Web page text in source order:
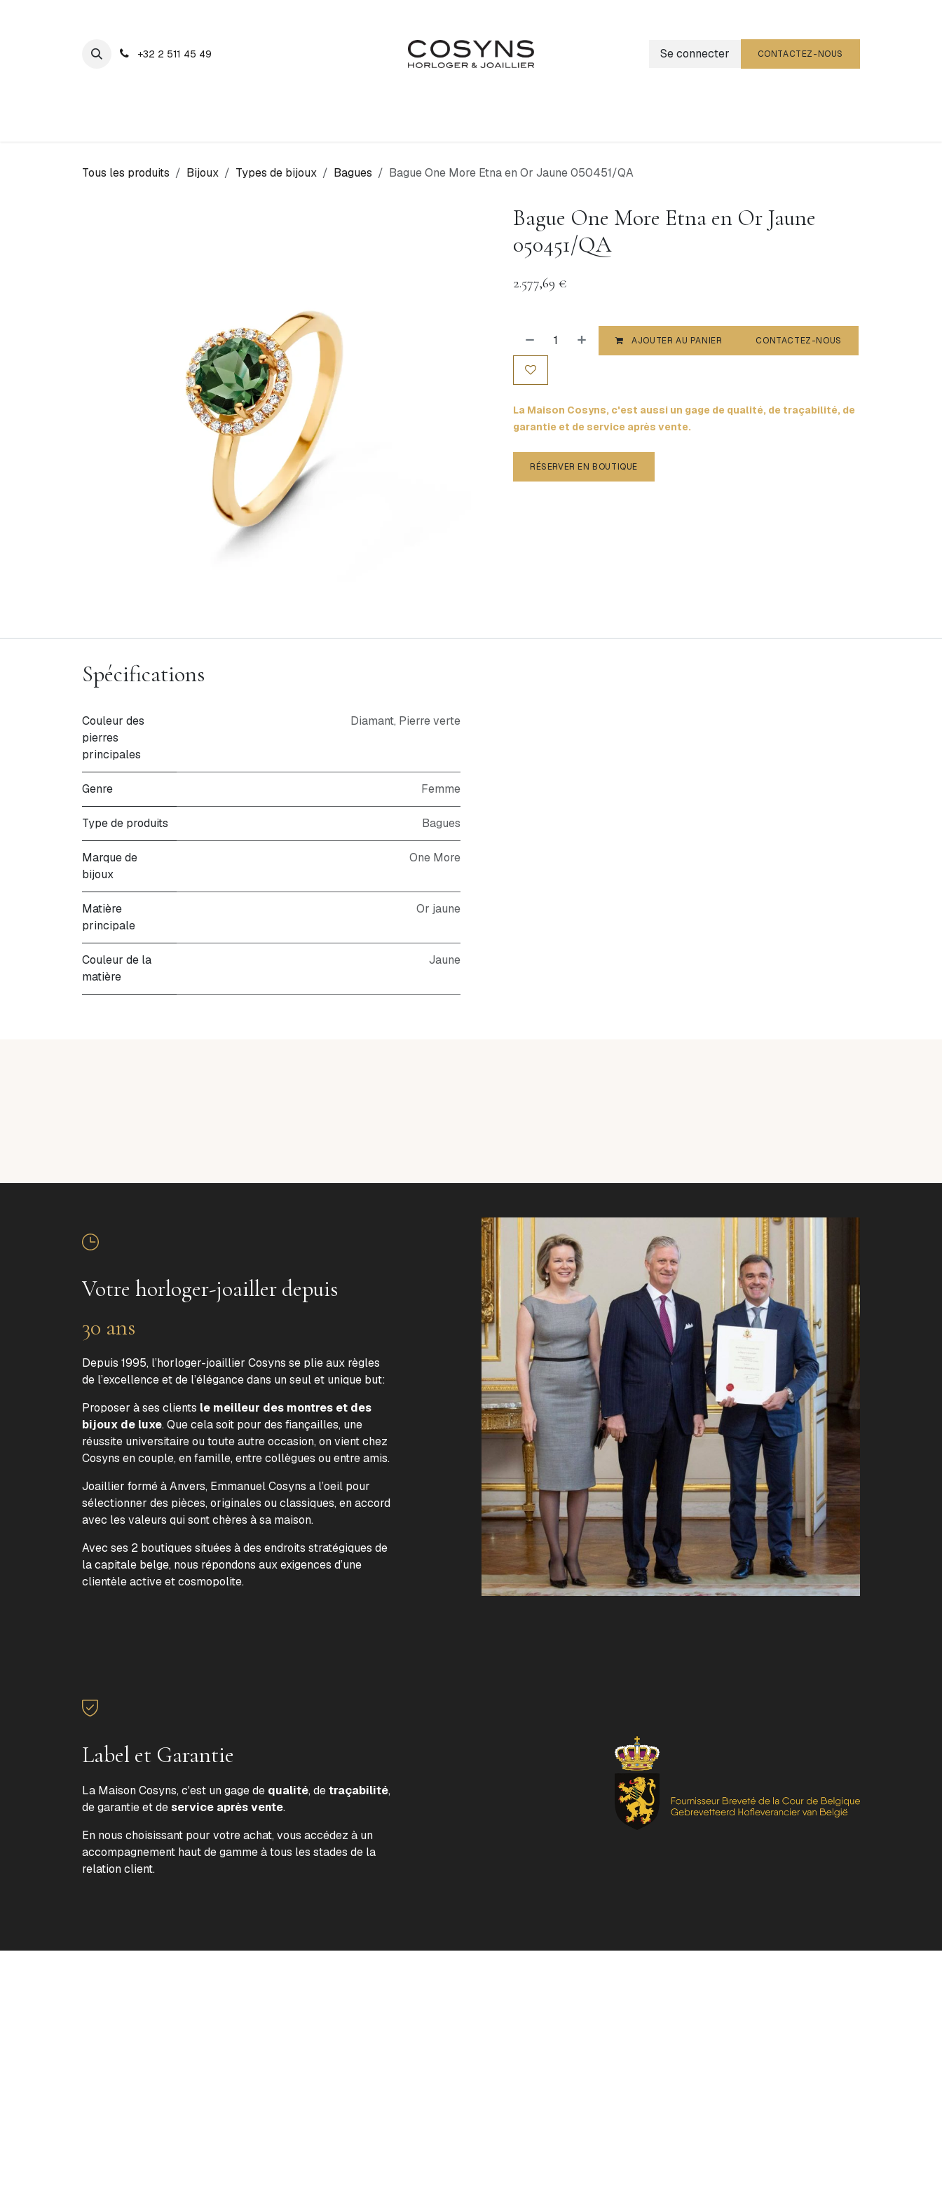
+32 2 511 45 49 Se connecter CONTACTEZ-NOUS
Tous les produits Bijoux Types de bijoux Bagues Bague One More Etna en Or Jaune 050451/QA
Bague One More Etna en Or Jaune
050451/QA
2.577,69 €
AJOUTER AU PANIER CONTACTEZ-NOUS
La Maison Cosyns, c'est aussi un gage de qualité, de traçabilité, de
garantie et de service après vente.
RÉSERVER EN BOUTIQUE
Spécifications
Couleur des
pierres
principales
Diamant, Pierre verte
Genre Femme
Type de produits Bagues
Marque de
bijoux
One More
Matière
principale
Or jaune
Couleur de la
matière
Jaune
Votre horloger-joailler depuis
30 ans
Depuis 1995, l’horloger-joaillier Cosyns se plie aux règles
de l’excellence et de l’élégance dans un seul et unique but:
Proposer à ses clients le meilleur des montres et des
bijoux de luxe. Que cela soit pour des fiançailles, une
réussite universitaire ou toute autre occasion, on vient chez
Cosyns en couple, en famille, entre collègues ou entre amis.
Joaillier formé à Anvers, Emmanuel Cosyns a l’oeil pour
sélectionner des pièces, originales ou classiques, en accord
avec les valeurs qui sont chères à sa maison.
Avec ses 2 boutiques situées à des endroits stratégiques de
la capitale belge, nous répondons aux exigences d’une
clientèle active et cosmopolite.
Label et Garantie
La Maison Cosyns, c'est un gage de qualité, detraçabilité,
de garantie et deservice après vente.
En nous choisissant pour votre achat, vous accédez à un
accompagnement haut de gamme à tous les stades de la
relation client.